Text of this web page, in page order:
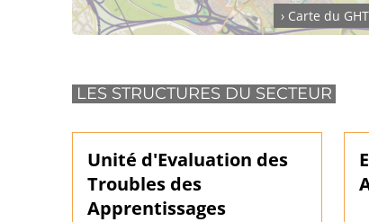
› Carte du GHT
LES STRUCTURES DU SECTEUR
Unité d'Evaluation des
Troubles des
Apprentissages